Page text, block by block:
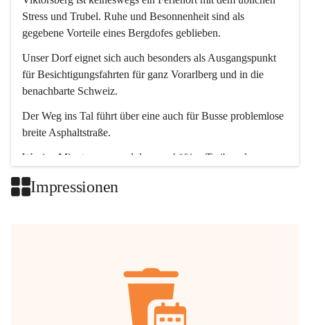
Stress und Trubel. Ruhe und Besonnenheit sind als
gegebene Vorteile eines Bergdofes geblieben.
Unser Dorf eignet sich auch besonders als Ausgangspunkt
für Besichtigungsfahrten für ganz Vorarlberg und in die
benachbarte Schweiz.
Der Weg ins Tal führt über eine auch für Busse problemlose
breite Asphaltstraße.
Wenige Minuten nur, und das geschäftige Treiben der
Impressionen